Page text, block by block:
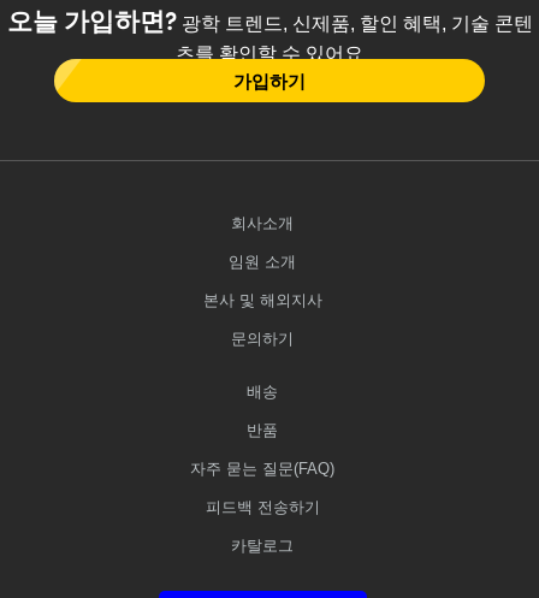
오늘 가입하면?광학 트렌드, 신제품, 할인 혜택, 기술 콘텐
츠를 확인할 수 있어요
가입하기
회사소개
임원 소개
본사 및 해외지사
문의하기
배송
반품
자주 묻는 질문(FAQ)
피드백 전송하기
카탈로그